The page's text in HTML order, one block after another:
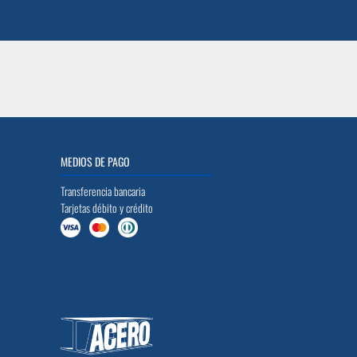
MEDIOS DE PAGO
Transferencia bancaria
Tarjetas débito y crédito